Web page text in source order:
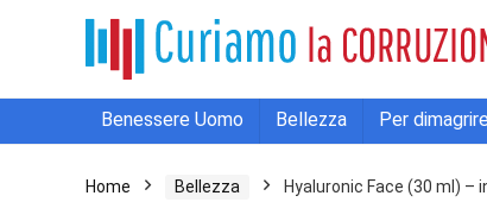
Benessere Uomo Bellezza Per dimagrire
Home Bellezza Hyaluronic Face (30 ml) –